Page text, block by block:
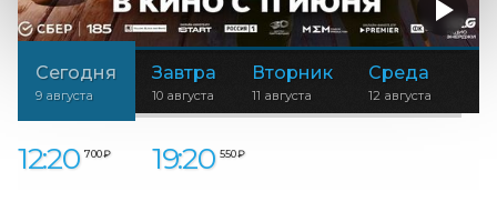
Сегодня
9 августа
Завтра
10 августа
Вторник
11 августа
Среда
12 августа
12:20 700 ₽ 19:20 550 ₽